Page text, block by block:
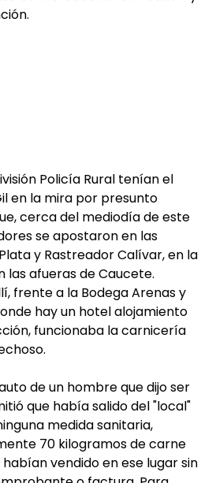
Policía Rural tenían el
en la mira por presunto
cerca del mediodía de este
se apostaron en las
y Rastreador Calívar, en la
las afueras de Caucete.
frente a la Bodega Arenas y
hay un hotel alojamiento
funcionaba la carnicería
de un hombre que dijo ser
que había salido del "local"
medida sanitaria,
70 kilogramos de carne
vendido en ese lugar sin